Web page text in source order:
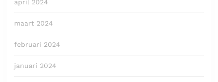
april 2024
maart 2024
februari 2024
januari 2024